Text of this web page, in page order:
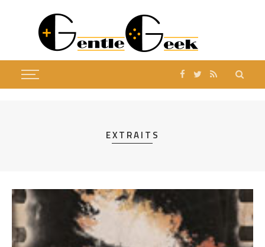
EXTRAITS